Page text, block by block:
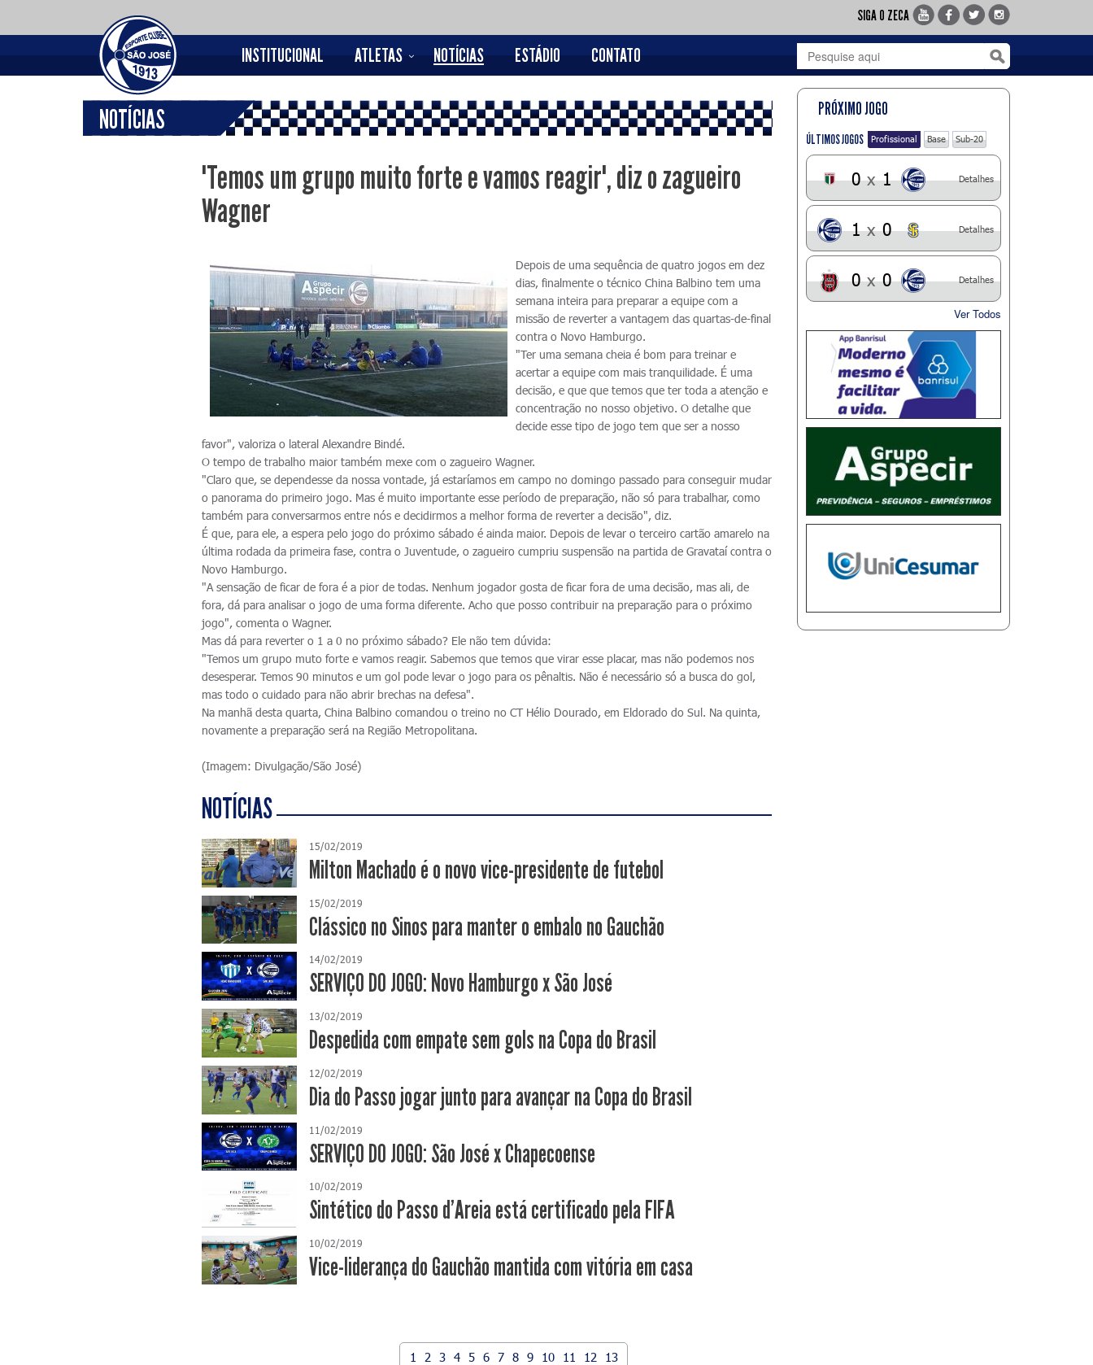
SIGA O ZECA
INSTITUCIONAL ATLETAS NOTÍCIAS ESTÁDIO CONTATO
NOTÍCIAS
"Temos um grupo muito forte e vamos reagir", diz o zagueiro
Wagner
Depois de uma sequência de quatro jogos em dez
dias, finalmente o técnico China Balbino tem uma
semana inteira para preparar a equipe com a
missão de reverter a vantagem das quartas-de-final
contra o Novo Hamburgo.
"Ter uma semana cheia é bom para treinar e
acertar a equipe com mais tranquilidade. É uma
decisão, e que que temos que ter toda a atenção e
concentração no nosso objetivo. O detalhe que
decide esse tipo de jogo tem que ser a nosso
favor", valoriza o lateral Alexandre Bindé.
O tempo de trabalho maior também mexe com o zagueiro Wagner.
"Claro que, se dependesse da nossa vontade, já estaríamos em campo no domingo passado para conseguir mudar
o panorama do primeiro jogo. Mas é muito importante esse período de preparação, não só para trabalhar, como
também para conversarmos entre nós e decidirmos a melhor forma de reverter a decisão", diz.
É que, para ele, a espera pelo jogo do próximo sábado é ainda maior. Depois de levar o terceiro cartão amarelo na
última rodada da primeira fase, contra o Juventude, o zagueiro cumpriu suspensão na partida de Gravataí contra o
Novo Hamburgo.
"A sensação de ficar de fora é a pior de todas. Nenhum jogador gosta de ficar fora de uma decisão, mas ali, de
fora, dá para analisar o jogo de uma forma diferente. Acho que posso contribuir na preparação para o próximo
jogo", comenta o Wagner.
Mas dá para reverter o 1 a 0 no próximo sábado? Ele não tem dúvida:
"Temos um grupo muto forte e vamos reagir. Sabemos que temos que virar esse placar, mas não podemos nos
desesperar. Temos 90 minutos e um gol pode levar o jogo para os pênaltis. Não é necessário só a busca do gol,
mas todo o cuidado para não abrir brechas na defesa".
Na manhã desta quarta, China Balbino comandou o treino no CT Hélio Dourado, em Eldorado do Sul. Na quinta,
novamente a preparação será na Região Metropolitana.
(Imagem: Divulgação/São José)
NOTÍCIAS
15/02/2019
Milton Machado é o novo vice-presidente de futebol
15/02/2019
Clássico no Sinos para manter o embalo no Gauchão
14/02/2019
SERVIÇO DO JOGO: Novo Hamburgo x São José
13/02/2019
Despedida com empate sem gols na Copa do Brasil
12/02/2019
Dia do Passo jogar junto para avançar na Copa do Brasil
11/02/2019
SERVIÇO DO JOGO: São José x Chapecoense
10/02/2019
Sintético do Passo d'Areia está certificado pela FIFA
10/02/2019
Vice-liderança do Gauchão mantida com vitória em casa
1 2 3 4 5 6 7 8 9 10 11 12
13
PRÓXIMO JOGO
ÚLTIMOS JOGOS Profissional Base Sub-20
0 x 1 Detalhes
1 x 0 Detalhes
0 x 0 Detalhes
Ver Todos